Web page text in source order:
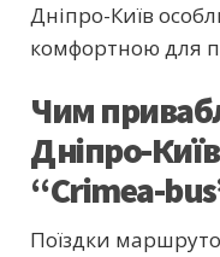
Дніпро-Київ
комфортною для
Чим
Дніпро-
“Crimea-
Поїздки